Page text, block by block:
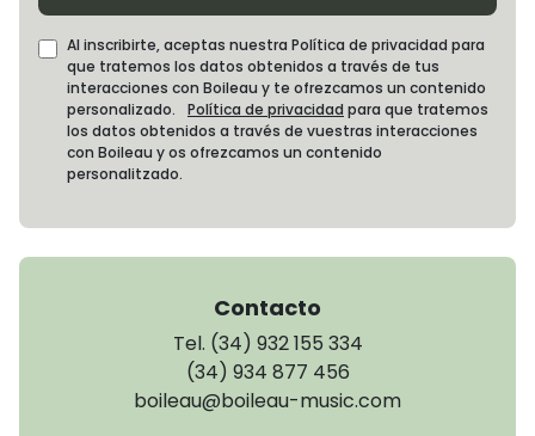
Al inscribirte, aceptas nuestra Política de privacidad para
que tratemos los datos obtenidos a través de tus
interacciones con Boileau y te ofrezcamos un contenido
personalizado. Política de privacidad para que tratemos
los datos obtenidos a través de vuestras interacciones
con Boileau y os ofrezcamos un contenido
personalitzado.
Contacto
Tel. (34) 932 155 334
(34) 934 877 456
boileau@boileau-music.com